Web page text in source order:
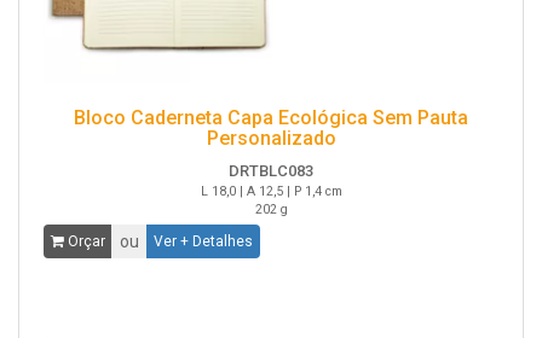
Bloco Caderneta Capa Ecológica Sem Pauta
Personalizado
DRTBLC083
L 18,0 | A 12,5 | P 1,4 cm
202 g
Orçar ou Ver + Detalhes